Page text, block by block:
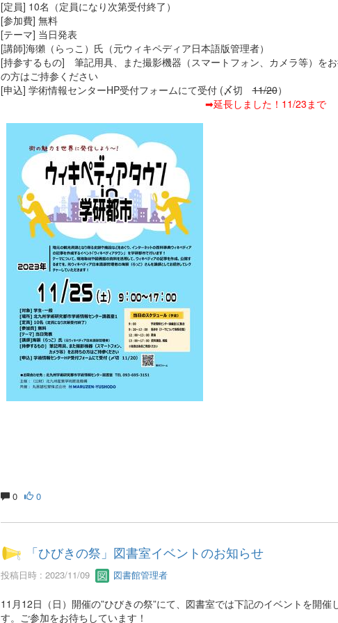
[定員] 10名（定員になり次第受付終了）
[参加費] 無料
[テーマ] 当日発表
[講師]海獺（らっこ）氏（元ウィキペディア日本語版管理者）
[持参するもの] 筆記用具、また撮影機器（スマートフォン、カメラ等）を
の方はご持参ください
[申込] 学術情報センターHP受付フォームにて受付 (〆切11/20）
➡延長しました！11/23まで
0 0
「ひびきの祭」図書室イベントのお知らせ
投稿日時 : 2023/11/09 図書館管理者
11月12日（日）開催の”ひびきの祭”にて、図書室では下記のイベントを開催
す。ご参加をお待ちしています！